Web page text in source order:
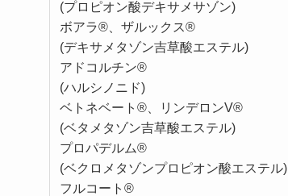
(プロピオン酸デキサメサゾン)
ボアラ®、ザルックス®
(デキサメタゾン吉草酸エステル)
アドコルチン®
(ハルシノニド)
ベトネベート®、リンデロンV®
(ベタメタゾン吉草酸エステル)
プロパデルム®
(ベクロメタゾンプロピオン酸エステル)
フルコート®